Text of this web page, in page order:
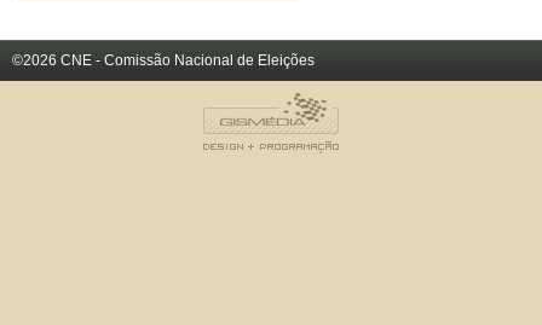
©2026 CNE - Comissão Nacional de Eleições